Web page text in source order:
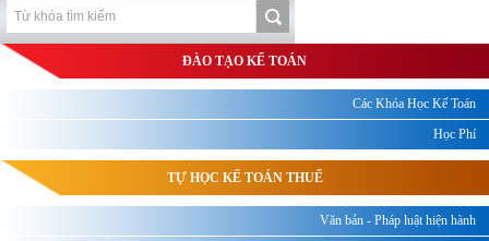
ĐÀO TẠO KẾ TOÁN
Các Khóa Học Kế Toán
Học Phí
TỰ HỌC KẾ TOÁN THUẾ
Văn bản - Pháp luật hiện hành